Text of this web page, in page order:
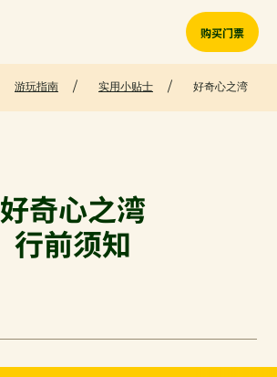
购买门票
游玩指南 实用小贴士 好奇心之湾
好奇心之湾
行前须知